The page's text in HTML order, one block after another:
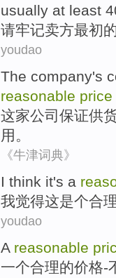
usually at least
请牢记卖方最初
youdao
The company's
reasonable price
这家公司保证供
用。
《牛津词典》
I think it's a
我觉得这是个合理
youdao
A reasonable
一个合理的价格-